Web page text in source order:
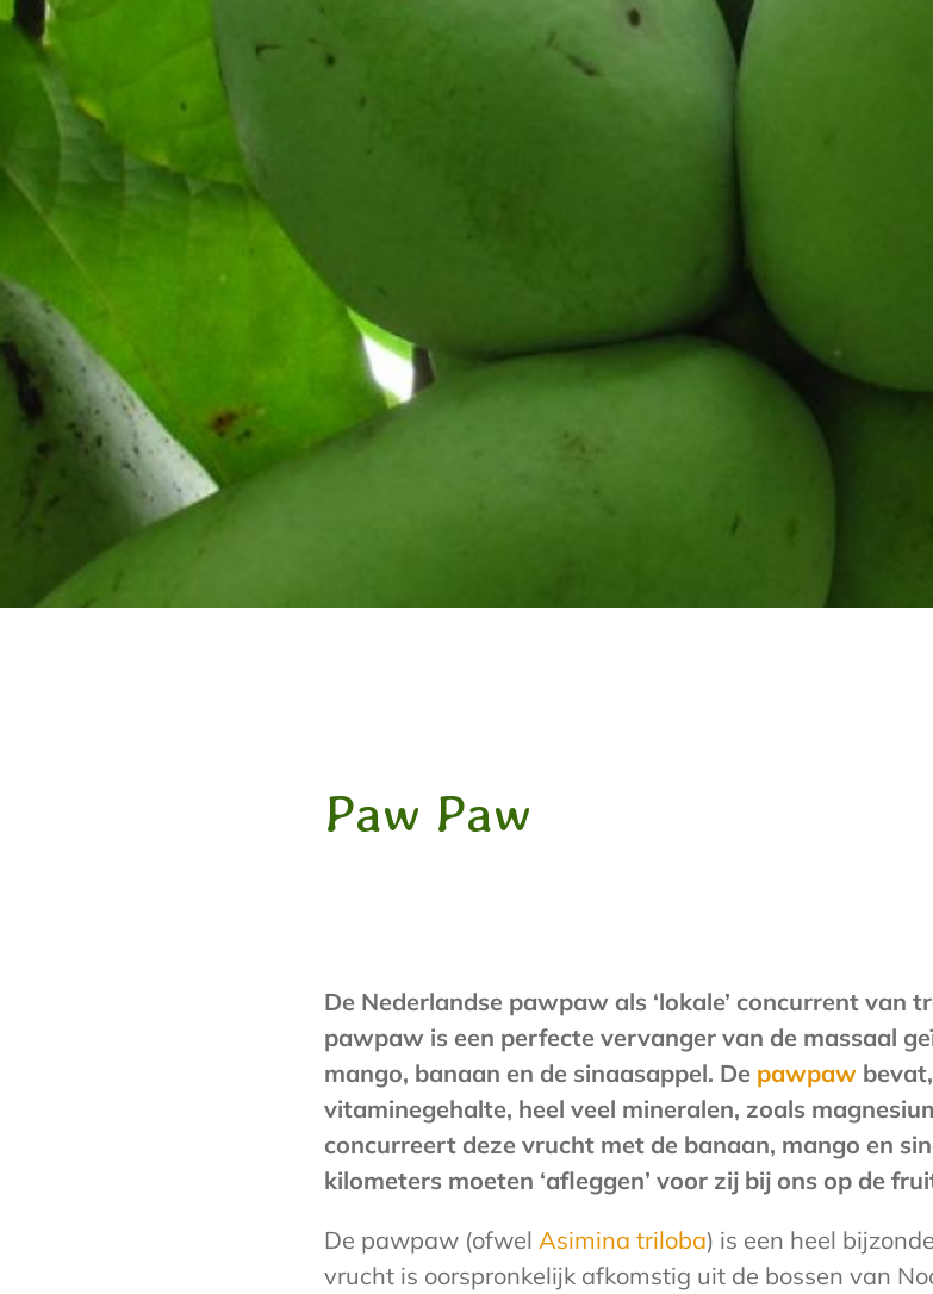
Paw Paw
De Nederlandse pawpaw als ‘lokale’ concurrent van
pawpaw is een perfecte vervanger van de massaal
mango, banaan en de sinaasappel. De pawpaw
vitaminegehalte, heel veel mineralen, zoals
concurreert deze vrucht met de banaan, mango en
kilometers moeten ‘afleggen’ voor zij bij ons op de
De pawpaw (ofwel Asimina triloba) is een heel
vrucht is oorspronkelijk afkomstig uit de bossen van